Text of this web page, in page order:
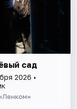
сад
2026 •